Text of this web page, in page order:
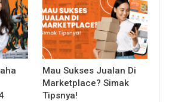
Mau Sukses Jualan Di
Marketplace? Simak
Tipsnya!